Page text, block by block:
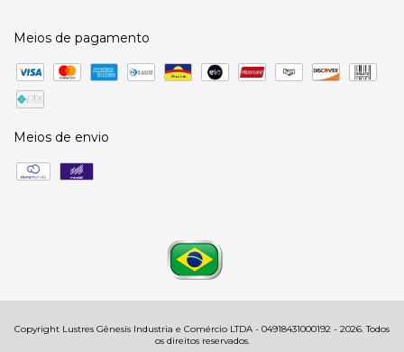
Meios de pagamento
Meios de envio
Copyright Lustres Gênesis Industria e Comércio LTDA - 04918431000192 - 2026. Todos
os direitos reservados.